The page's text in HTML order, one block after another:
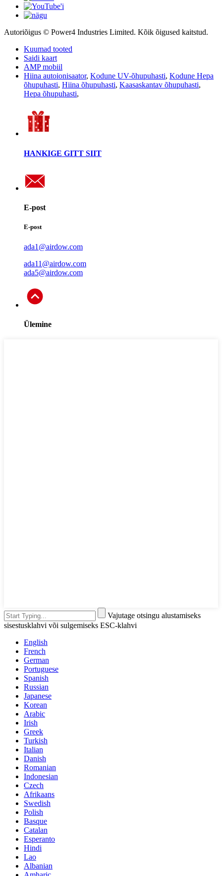
Autoriõigus © Power4 Industries Limited. Kõik õigused kaitstud.
Kuumad tooted
Saidi kaart
AMP mobiil
Hiina autoionisaator, Kodune UV-õhupuhasti, Kodune Hepa
õhupuhasti, Hiina õhupuhasti, Kaasaskantav õhupuhasti,
Hepa õhupuhasti,
HANKIGE GITT SIIT
E-post
E-post
ada1@airdow.com
ada11@airdow.com
ada5@airdow.com
Ülemine
Vajutage otsingu alustamiseks
sisestusklahvi või sulgemiseks ESC-klahvi
English
French
German
Portuguese
Spanish
Russian
Japanese
Korean
Arabic
Irish
Greek
Turkish
Italian
Danish
Romanian
Indonesian
Czech
Afrikaans
Swedish
Polish
Basque
Catalan
Esperanto
Hindi
Lao
Albanian